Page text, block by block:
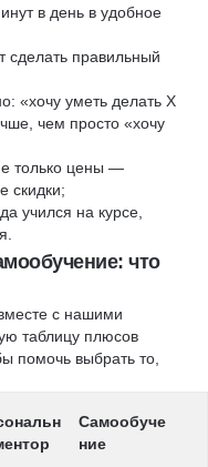
в день в удобное
сделать правильный
«хочу уметь делать X
чем просто «хочу
только цены —
скидки;
учился на курсе,
что
с нашими
таблицу плюсов
помочь выбрать то,
Самообуче
ние